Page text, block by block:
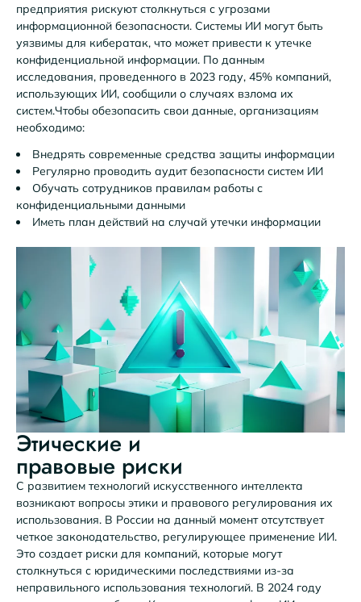
предприятия рискуют столкнуться с угрозами
информационной безопасности. Системы ИИ могут быть
уязвимы для кибератак, что может привести к утечке
конфиденциальной информации. По данным
исследования, проведенного в 2023 году, 45% компаний,
использующих ИИ, сообщили о случаях взлома их
систем.Чтобы обезопасить свои данные, организациям
необходимо:
Внедрять современные средства защиты информации
Регулярно проводить аудит безопасности систем ИИ
Обучать сотрудников правилам работы с
конфиденциальными данными
Иметь план действий на случай утечки информации
Этические и
правовые риски
С развитием технологий искусственного интеллекта
возникают вопросы этики и правового регулирования их
использования. В России на данный момент отсутствует
четкое законодательство, регулирующее применение ИИ.
Это создает риски для компаний, которые могут
столкнуться с юридическими последствиями из-за
неправильного использования технологий. В 2024 году